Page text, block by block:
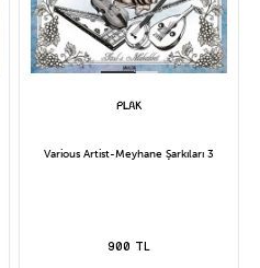
Various Artist-Meyhane Şarkıları 3
900 TL